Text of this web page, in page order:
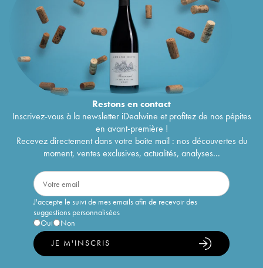
Restons encontact
Inscrivez-vous à la newsletter iDealwine et profitez de nos pépites
en avant-première !
Recevez directement dans votre boîte mail : nos découvertes du
moment, ventes exclusives, actualités, analyses...
J'accepte le suivi de mes emails afin de recevoir des
suggestions personnalisées
Oui
Non
JE M'INSCRIS